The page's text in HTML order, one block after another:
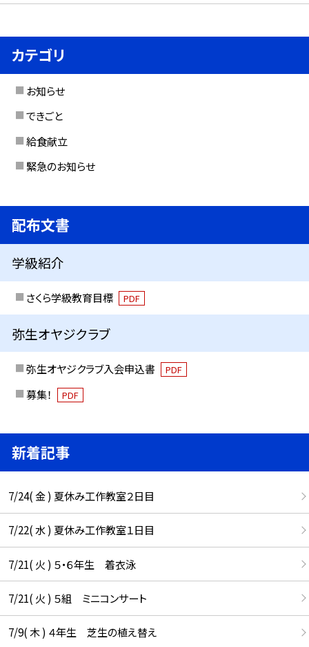
カテゴリ
お知らせ
できごと
給食献立
緊急のお知らせ
配布文書
学級紹介
さくら学級教育目標 PDF
弥生オヤジクラブ
弥生オヤジクラブ入会申込書 PDF
募集！ PDF
新着記事
7/24( 金 ) 夏休み工作教室２日目
7/22( 水 ) 夏休み工作教室１日目
7/21( 火 ) ５・６年生 着衣泳
7/21( 火 ) ５組 ミニコンサート
7/9( 木 ) ４年生 芝生の植え替え